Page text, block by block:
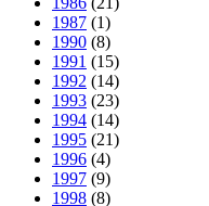
1987 (1)
1990 (8)
1991 (15)
1992 (14)
1993 (23)
1994 (14)
1995 (21)
1996 (4)
1997 (9)
1998 (8)